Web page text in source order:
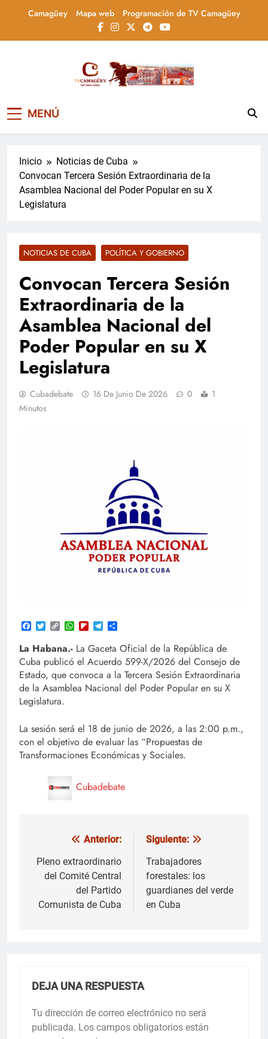
Camagüey Mapa web Programación de TV Camagüey
Televisión Camagüey,
Cuba
informa, educa y entretiene con contenidos
la actualidad nacional
MENÚ
Inicio
Noticias de Cuba
Convocan Tercera Sesión Extraordinaria de la
Asamblea Nacional del Poder Popular en su X
Legislatura
NOTICIAS DE CUBA POLÍTICA Y GOBIERNO
Convocan Tercera Sesión
Extraordinaria de la
Asamblea Nacional del
Poder Popular en su X
Legislatura
Cubadebate 16 De Junio De 2026 0
1
Minutos
Facebook
TwitterCopy
Link
WhatsApp
FlipboardTelegram
La Habana.- La Gaceta Oficial de la República de
Cuba publicó el Acuerdo 599-X/2026 del Consejo de
Estado, que convoca a la Tercera Sesión Extraordinaria
de la Asamblea Nacional del Poder Popular en su X
Legislatura.
La sesión será el 18 de junio de 2026, a las 2:00 p.m.,
con el objetivo de evaluar las “Propuestas de
Transformaciones Económicas y Sociales.
Cubadebate
Navegación
de
entradas
Anterior:
Pleno extraordinario
del Comité Central
del Partido
Comunista de Cuba
Siguiente:
Trabajadores
forestales: los
guardianes del verde
en Cuba
DEJA UNA RESPUESTA
Tu dirección de correo electrónico no será
publicada. Los campos obligatorios están